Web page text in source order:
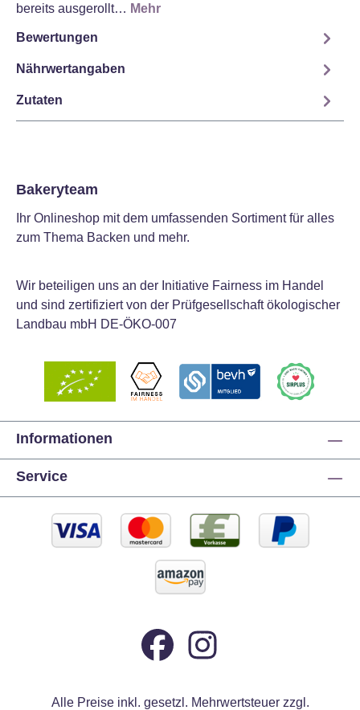
bereits ausgerollt… Mehr
Bewertungen
Nährwertangaben
Zutaten
Bakeryteam
Ihr Onlineshop mit dem umfassenden Sortiment für alles
zum Thema Backen und mehr.
Wir beteiligen uns an der Initiative Fairness im Handel
und sind zertifiziert von der Prüfgesellschaft ökologischer
Landbau mbH DE-ÖKO-007
Informationen
Service
Alle Preise inkl. gesetzl. Mehrwertsteuer zzgl.